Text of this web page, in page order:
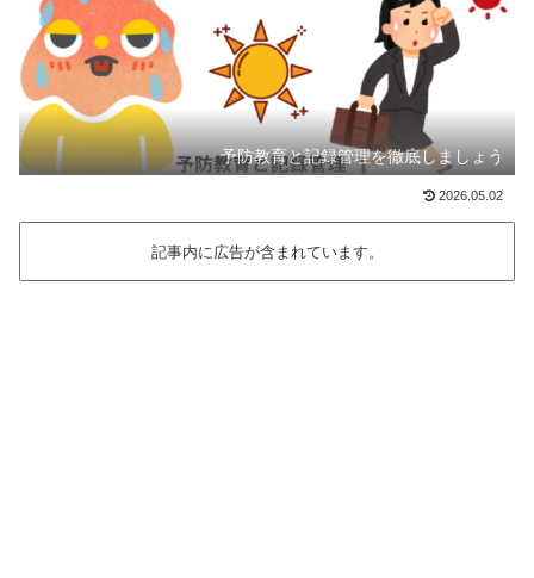
予防教育と記録管理を徹底しましょう
2026.05.02
記事内に広告が含まれています。